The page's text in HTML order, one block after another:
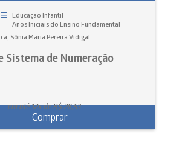
Educação Infantil
Anos Iniciais do Ensino Fundamental
Sônia Maria Pereira Vidigal
Sistema de Numeração
em até 12x de R$ 28,53
Comprar